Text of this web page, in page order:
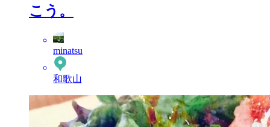
こう。
minatsu
和歌山